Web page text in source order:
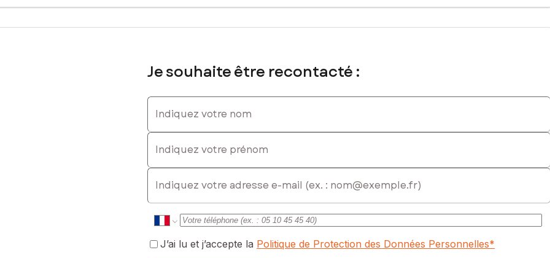
majeur d'être directement desservi par les transports scolaires.
sont disponibles sur le site Géorisques : www.georisques.gouv.fr
E-mail : marie.sery@safti.fr - EI - Agent commercial immatriculé au RSAC de EVREUX sous le numéro 937589422
Je souhaite être recontacté :
Indiquez votre nom
Indiquez votre prénom
E-mail
J’ai lu et j’accepte la Politique de Protection des Données Personnelles*